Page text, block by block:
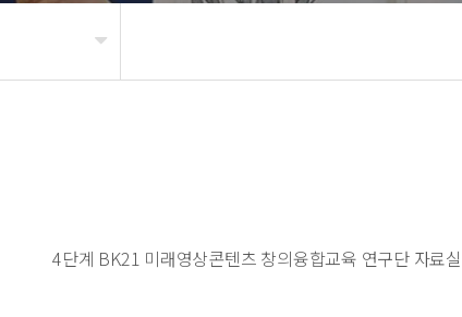
4단계 BK21 미래영상콘텐츠 창의융합교육 연구단 자료